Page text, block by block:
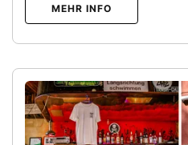
MEHR INFO